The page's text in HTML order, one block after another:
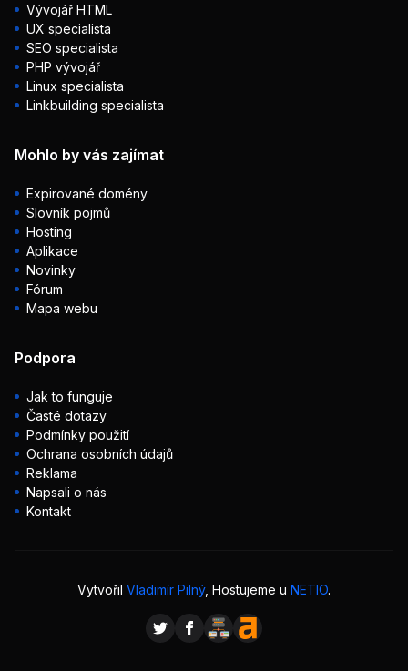
Vývojář HTML
UX specialista
SEO specialista
PHP vývojář
Linux specialista
Linkbuilding specialista
Mohlo by vás zajímat
Expirované domény
Slovník pojmů
Hosting
Aplikace
Novinky
Fórum
Mapa webu
Podpora
Jak to funguje
Časté dotazy
Podmínky použití
Ochrana osobních údajů
Reklama
Napsali o nás
Kontakt
Vytvořil Vladimír Pilný, Hostujeme u NETIO.